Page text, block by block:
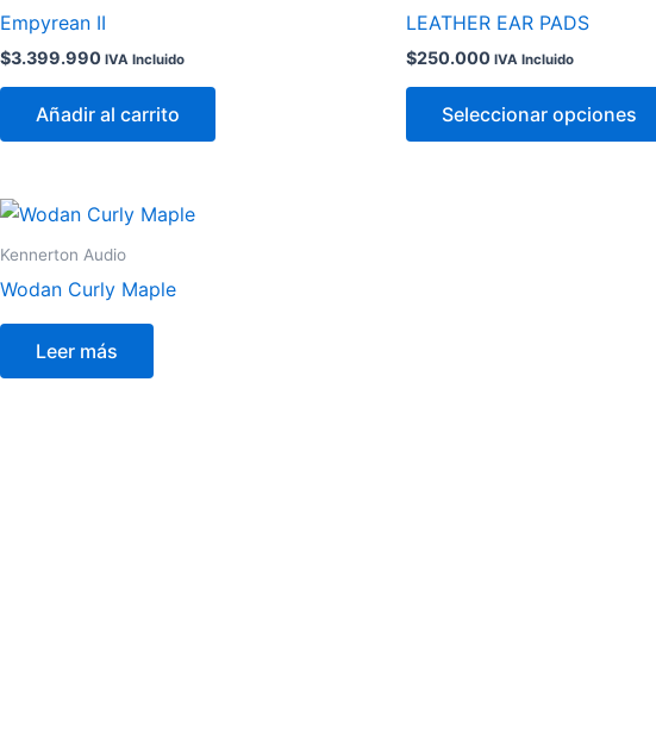
Empyrean II
$3.399.990 IVA Incluido
Añadir al carrito
LEATHER EAR PADS
$250.000 IVA Incluido
Seleccionar opciones
Las
opciones
se
Kennerton Audio
Wodan Curly Maple
Leer más